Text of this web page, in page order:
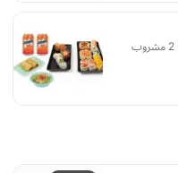
كاليفورنيا بوكس ، سلطة كاني ، كاني سبرنج رول ، 2 مشروب